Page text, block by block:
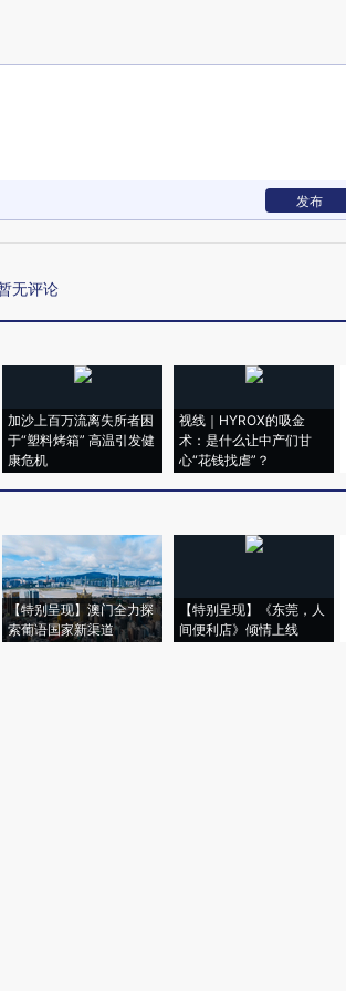
发布
无评论
加沙上百万流离失所者困
于“塑料烤箱” 高温引发健
康危机
视线｜HYROX的吸金
术：是什么让中产们甘
心“花钱找虐”？
【特别呈现】澳门全力探
索葡语国家新渠道
【特别呈现】《东莞，人
间便利店》倾情上线